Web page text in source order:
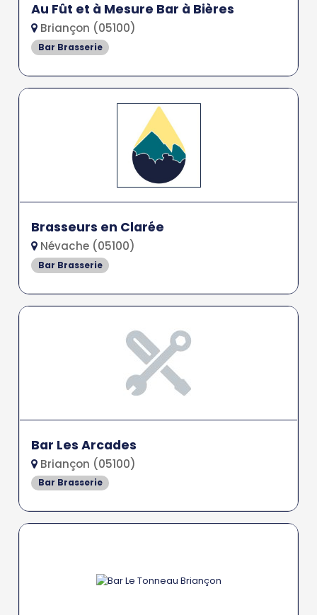
Au Fût et à Mesure Bar à Bières
Briançon (05100)
Bar Brasserie
Brasseurs en Clarée
Névache (05100)
Bar Brasserie
Bar Les Arcades
Briançon (05100)
Bar Brasserie